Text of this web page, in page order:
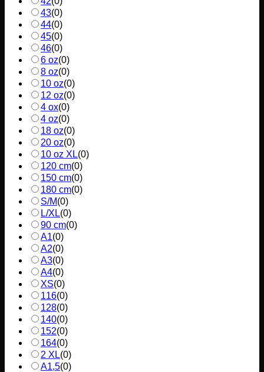
43(0)
44(0)
45(0)
46(0)
6 oz(0)
8 oz(0)
10 oz(0)
12 oz(0)
4 ox(0)
4 oz(0)
18 oz(0)
20 oz(0)
10 oz XL(0)
120 cm(0)
150 cm(0)
180 cm(0)
S/M(0)
L/XL(0)
90 cm(0)
A1(0)
A2(0)
A3(0)
A4(0)
XS(0)
116(0)
128(0)
140(0)
152(0)
164(0)
2 XL(0)
A1,5(0)